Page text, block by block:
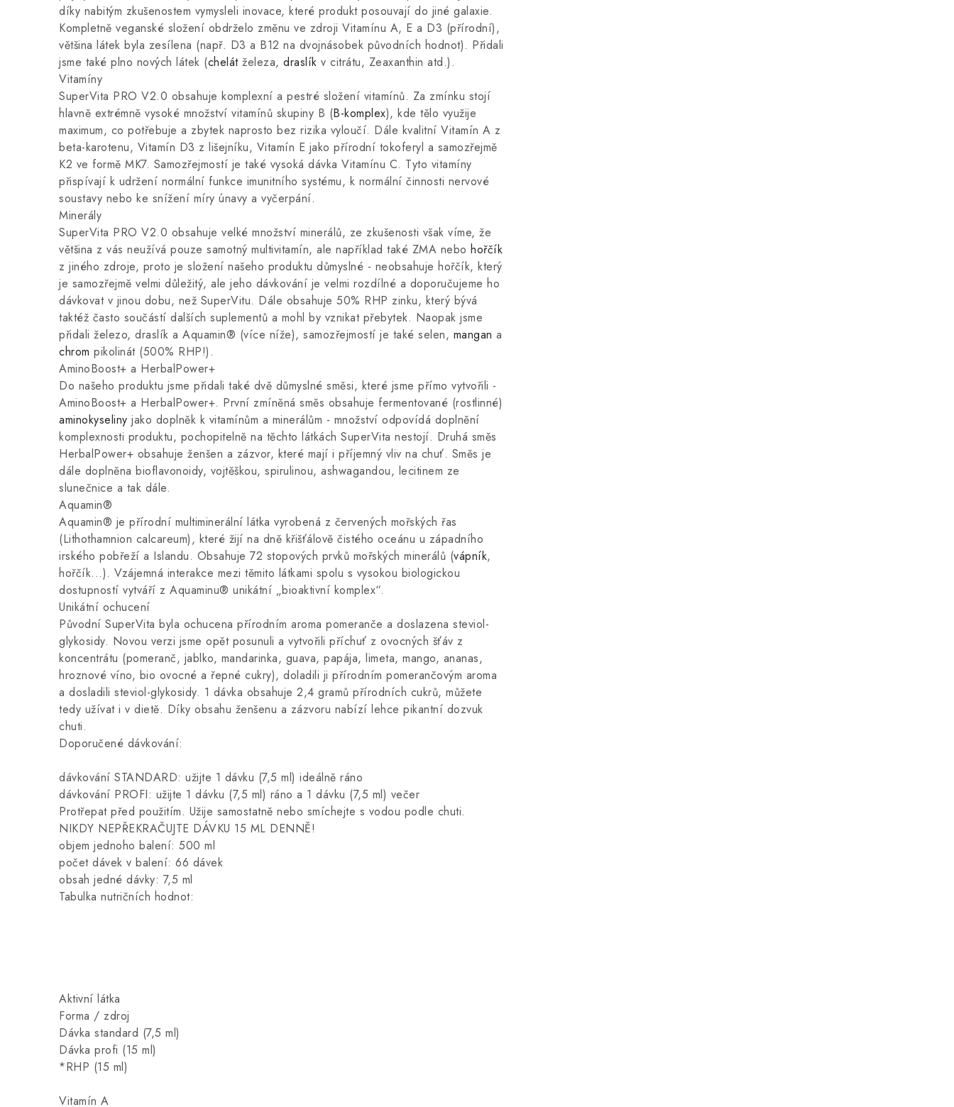
díky nabitým zkušenostem vymysleli inovace, které produkt posouvají do jiné galaxie.
Kompletně veganské složení obdrželo změnu ve zdroji Vitamínu A, E a D3 (přírodní),
většina látek byla zesílena (např. D3 a B12 na dvojnásobek původních hodnot). Přidali
jsme také plno nových látek (chelátželeza, draslík v citrátu, Zeaxanthin atd.).
Vitamíny
SuperVita PRO V2.0 obsahuje komplexní a pestré složení vitamínů. Za zmínku stojí
hlavně extrémně vysoké množství vitamínů skupiny B (B-komplex), kde tělo využije
maximum, co potřebuje a zbytek naprosto bez rizika vyloučí. Dále kvalitní Vitamín A z
beta-karotenu, Vitamín D3 z lišejníku, Vitamín E jako přírodní tokoferyl a samozřejmě
K2 ve formě MK7. Samozřejmostí je také vysoká dávka Vitamínu C. Tyto vitamíny
přispívají k udržení normální funkce imunitního systému, k normální činnosti nervové
soustavy nebo ke snížení míry únavy a vyčerpání.
Minerály
SuperVita PRO V2.0 obsahuje velké množství minerálů, ze zkušenosti však víme, že
většina z vás neužívá pouze samotný multivitamín, ale například také ZMA nebo hořčík
z jiného zdroje, proto je složení našeho produktu důmyslné - neobsahuje hořčík, který
je samozřejmě velmi důležitý, ale jeho dávkování je velmi rozdílné a doporučujeme ho
dávkovat v jinou dobu, než SuperVitu. Dále obsahuje 50% RHP zinku, který bývá
taktéž často součástí dalších suplementů a mohl by vznikat přebytek. Naopak jsme
přidali železo, draslík a Aquamin® (více níže), samozřejmostí je také selen, mangan a
chrom pikolinát (500% RHP!).
AminoBoost+ a HerbalPower+
Do našeho produktu jsme přidali také dvě důmyslné směsi, které jsme přímo vytvořili -
AminoBoost+ a HerbalPower+. První zmíněná směs obsahuje fermentované (rostlinné)
aminokyseliny jako doplněk k vitamínům a minerálům - množství odpovídá doplnění
komplexnosti produktu, pochopitelně na těchto látkách SuperVita nestojí. Druhá směs
HerbalPower+ obsahuje ženšen a zázvor, které mají i příjemný vliv na chuť. Směs je
dále doplněna bioflavonoidy, vojtěškou, spirulinou, ashwagandou, lecitinem ze
slunečnice a tak dále.
Aquamin®
Aquamin® je přírodní multiminerální látka vyrobená z červených mořských řas
(Lithothamnion calcareum), které žijí na dně křišťálově čistého oceánu u západního
irského pobřeží a Islandu. Obsahuje 72 stopových prvků mořských minerálů (vápník,
hořčík...). Vzájemná interakce mezi těmito látkami spolu s vysokou biologickou
dostupností vytváří z Aquaminu® unikátní „bioaktivní komplex“.
Unikátní ochucení
Původní SuperVita byla ochucena přírodním aroma pomeranče a doslazena steviol-
glykosidy. Novou verzi jsme opět posunuli a vytvořili příchuť z ovocných šťáv z
koncentrátu (pomeranč, jablko, mandarinka, guava, papája, limeta, mango, ananas,
hroznové víno, bio ovocné a řepné cukry), doladili ji přírodním pomerančovým aroma
a dosladili steviol-glykosidy. 1 dávka obsahuje 2,4 gramů přírodních cukrů, můžete
tedy užívat i v dietě. Díky obsahu ženšenu a zázvoru nabízí lehce pikantní dozvuk
chuti.
Doporučené dávkování:
dávkování STANDARD: užijte 1 dávku (7,5 ml) ideálně ráno
dávkování PROFI: užijte 1 dávku (7,5 ml) ráno a 1 dávku (7,5 ml) večer
Protřepat před použitím. Užije samostatně nebo smíchejte s vodou podle chuti.
NIKDY NEPŘEKRAČUJTE DÁVKU 15 ML DENNĚ!
objem jednoho balení: 500 ml
počet dávek v balení: 66 dávek
obsah jedné dávky: 7,5 ml
Tabulka nutričních hodnot:
Aktivní látka
Forma / zdroj
Dávka standard (7,5 ml)
Dávka profi (15 ml)
*RHP (15 ml)
Vitamín A